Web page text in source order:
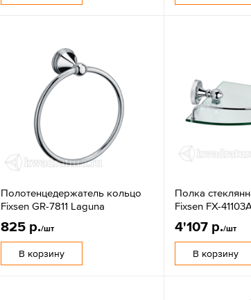
Полотенцедержатель кольцо
Fixsen GR-7811 Laguna
825 р./шт
В корзину
Полка
Fixsen FX-
4'107 р./шт
В корзину